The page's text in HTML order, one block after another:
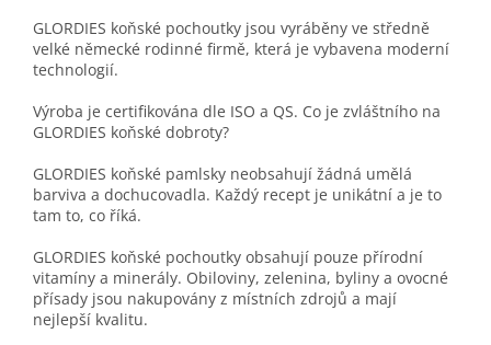
GLORDIES koňské pochoutky jsou vyráběny ve středně
velké německé rodinné firmě, která je vybavena moderní
technologií.
Výroba je certifikována dle ISO a QS. Co je zvláštního na
GLORDIES koňské dobroty?
GLORDIES koňské pamlsky neobsahují žádná umělá
barviva a dochucovadla. Každý recept je unikátní a je to
tam to, co říká.
GLORDIES koňské pochoutky obsahují pouze přírodní
vitamíny a minerály. Obiloviny, zelenina, byliny a ovocné
přísady jsou nakupovány z místních zdrojů a mají
nejlepší kvalitu.